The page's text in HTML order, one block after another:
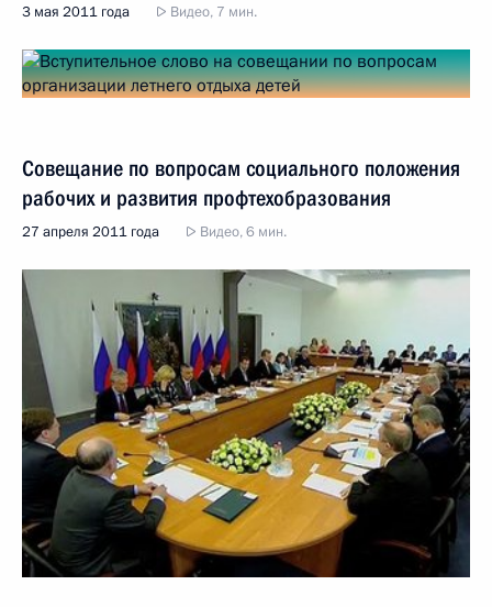
3 мая 2011 года Видео, 7 мин.
Совещание по вопросам социального положения
рабочих и развития профтехобразования
27 апреля 2011 года Видео, 6 мин.